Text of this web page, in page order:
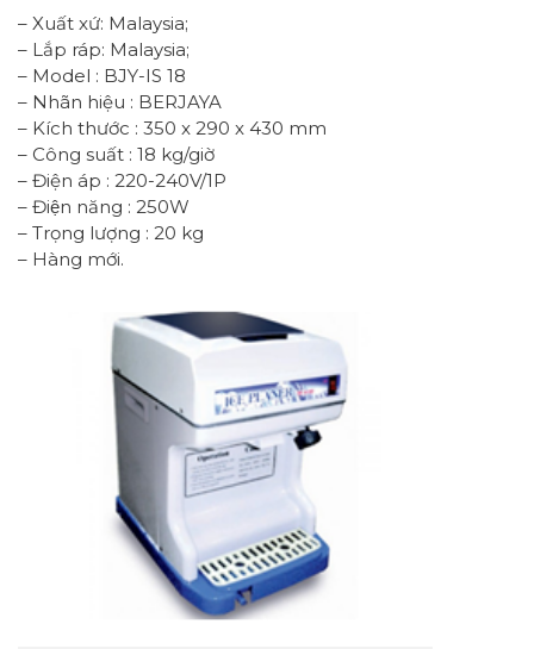
– Xuất xứ: Malaysia;
– Lắp ráp: Malaysia;
– Model : BJY-IS 18
– Nhãn hiệu : BERJAYA
– Kích thước : 350 x 290 x 430 mm
– Công suất : 18 kg/giờ
– Điện áp : 220-240V/1P
– Điện năng : 250W
– Trọng lượng : 20 kg
– Hàng mới.